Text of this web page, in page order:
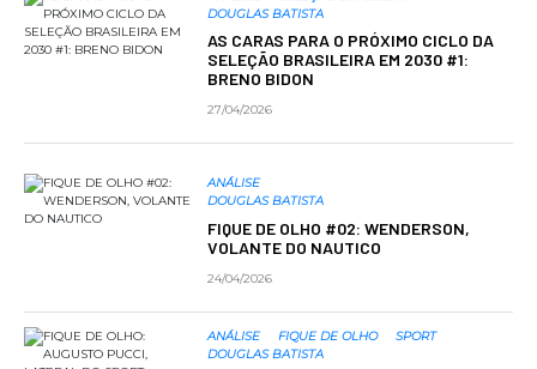
DOUGLAS BATISTA
AS CARAS PARA O PRÓXIMO CICLO DA
SELEÇÃO BRASILEIRA EM 2030 #1:
BRENO BIDON
27/04/2026
ANÁLISE
DOUGLAS BATISTA
FIQUE DE OLHO #02: WENDERSON,
VOLANTE DO NAUTICO
24/04/2026
ANÁLISE FIQUE DE OLHO
SPORT
DOUGLAS BATISTA